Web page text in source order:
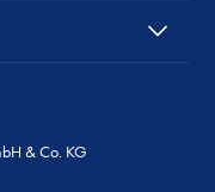
& Co. KG